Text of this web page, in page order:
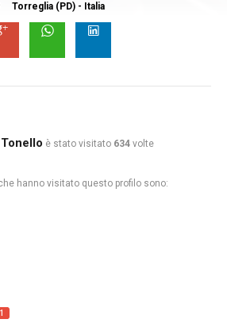
Torreglia (PD) - Italia
è stato visitato 634 volte
hanno visitato questo profilo sono: